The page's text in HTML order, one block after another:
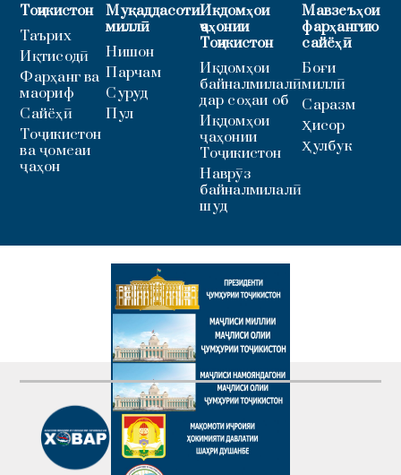
Тоҷикистон
Таърих
Иқтисодӣ
Фарҳанг ва
маориф
Сайёҳӣ
Тоҷикистон
ва ҷомеаи
ҷаҳон
Муқаддасоти
миллӣ
Нишон
Парчам
Суруд
Пул
Иқдомҳои
ҷаҳонии
Тоҷикистон
Иқдомҳои
байналмилалӣ
дар соҳаи об
Иқдомҳои
ҷаҳонии
Тоҷикистон
Наврӯз
байналмилалӣ
шуд
Мавзеъҳои
фарҳангию
сайёҳӣ
Боғи
миллӣ
Саразм
Ҳисор
Ҳулбук